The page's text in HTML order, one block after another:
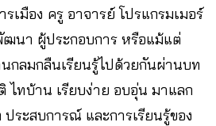
เมือง ครู อาจารย์ โปรแกรมเมอร์
นา ผู้ประกอบการ หรือแม้แต่
กลมกลืนเรียนรู้ไปด้วยกันผ่านบท
ไทบ้าน เรียบง่าย อบอุ่น มาแลก
ระสบการณ์ และการเรียนรู้ของ